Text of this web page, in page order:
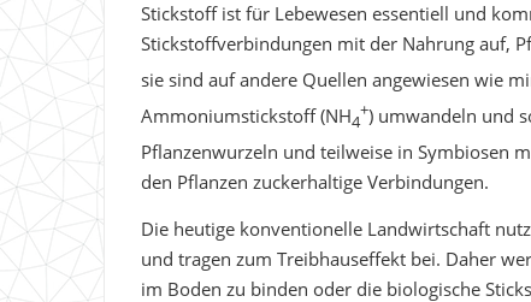
Stickstoff ist für Lebewesen essentiell und
Stickstoffverbindungen mit der Nahrung auf,
sie sind auf andere Quellen angewiesen wie
Ammoniumstickstoff (NH4
+) umwandeln und
Pflanzenwurzeln und teilweise in Symbiosen
den Pflanzen zuckerhaltige Verbindungen.
Die heutige konventionelle Landwirtschaft
und tragen zum Treibhauseffekt bei. Daher
im Boden zu binden oder die biologische